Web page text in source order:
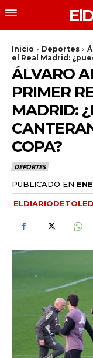
Inicio Deportes
el Real Madrid:
ÁLVARO
PRIMER
MADRID:
COPA?
DEPORTES
PUBLICADO EN